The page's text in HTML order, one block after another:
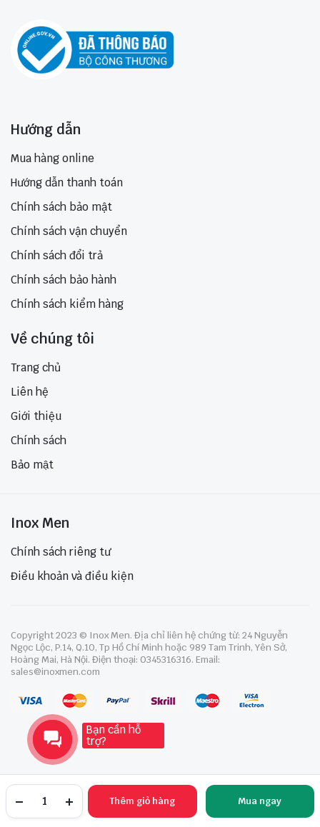
Thêm giỏ hàng Mua ngay
Hướng dẫn
Mua hàng online
Hướng dẫn thanh toán
Chính sách bảo mật
Chính sách vận chuyển
Chính sách đổi trả
Chính sách bảo hành
Chính sách kiểm hàng
Về chúng tôi
Trang chủ
Liên hệ
Giới thiệu
Chính sách
Bảo mật
Inox Men
Chính sách riêng tư
Điều khoản và điều kiện
Copyright 2023 © Inox Men. Địa chỉ liên hệ chứng từ: 24 Nguyễn
Ngọc Lộc, P.14, Q.10, Tp Hồ Chí Minh hoặc 989 Tam Trinh, Yên Sở,
Hoàng Mai, Hà Nội. Điện thoại: 0345316316. Email:
sales@inoxmen.com
Bạn cần hỗ
trợ?
TRANG CHỦ TÌM KIẾM YÊU THÍCH TÀI KHOẢN NGÀNH HÀNG